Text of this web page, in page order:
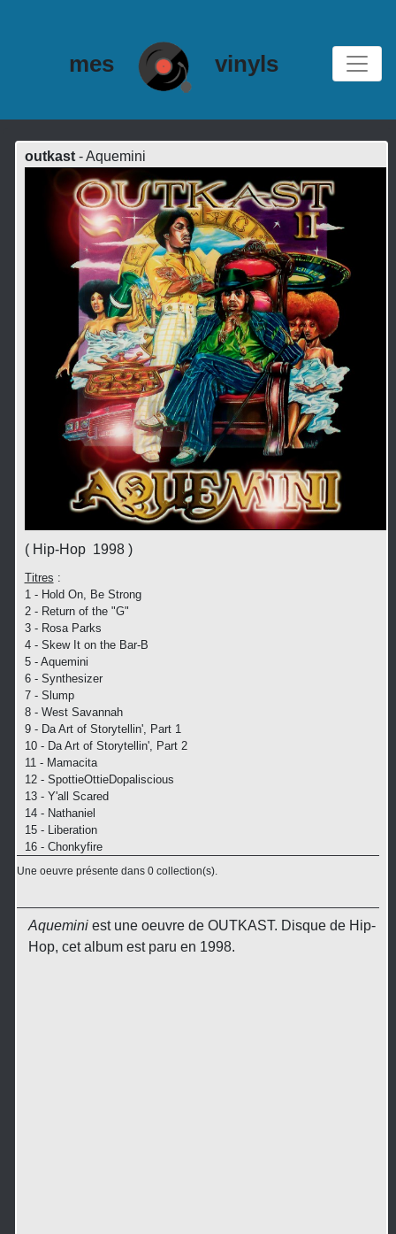
mes vinyls
outkast- Aquemini
( Hip-Hop 1998 )
Titres :
1 - Hold On, Be Strong
2 - Return of the "G"
3 - Rosa Parks
4 - Skew It on the Bar-B
5 - Aquemini
6 - Synthesizer
7 - Slump
8 - West Savannah
9 - Da Art of Storytellin', Part 1
10 - Da Art of Storytellin', Part 2
11 - Mamacita
12 - SpottieOttieDopaliscious
13 - Y'all Scared
14 - Nathaniel
15 - Liberation
16 - Chonkyfire
Une oeuvre présente dans 0 collection(s).
Aqueminiest une oeuvre de OUTKAST. Disque de Hip-
Hop, cet album est paru en 1998.